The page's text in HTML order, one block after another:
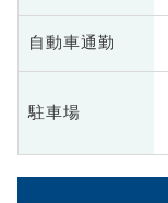
自動車通勤
駐車場